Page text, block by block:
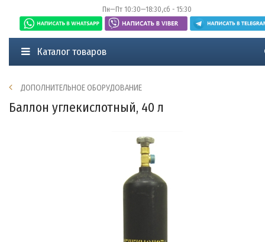
Пн—Пт 10:30—18:30,сб - 15:30
Каталог товаров
ДОПОЛНИТЕЛЬНОЕ ОБОРУДОВАНИЕ
Баллон углекислотный, 40 л